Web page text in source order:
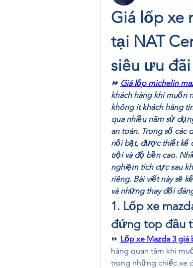
Giá lốp xe
tại NAT
siêu ưu đãi
⏩ Giá lốp michelin
khách hàng khi muốn
không ít khách hàng
qua nhiều năm sử
an toàn. Trong số các
nổi bật, được thiết kế
trội và độ bền cao.
nghiệm tích cực sau
riêng. Bài viết này sẽ
và những thay đổi
1. Lốp xe
đứng top đầu
⏩ Lốp xe Mazda 3 giá
hàng quan tâm khi
trong những chiếc xe